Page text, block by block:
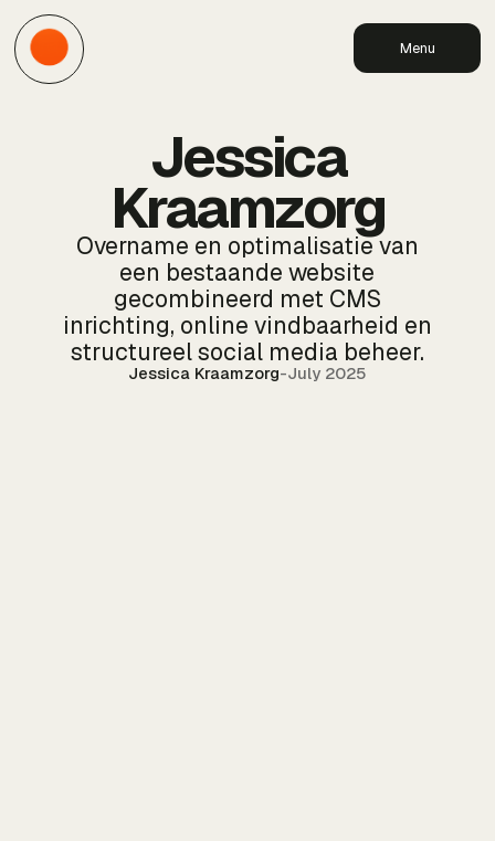
Menu
Jessica
Kraamzorg
Overname en optimalisatie van
een bestaande website
gecombineerd met CMS
inrichting, online vindbaarheid en
structureel social media beheer.
Jessica Kraamzorg-July 2025